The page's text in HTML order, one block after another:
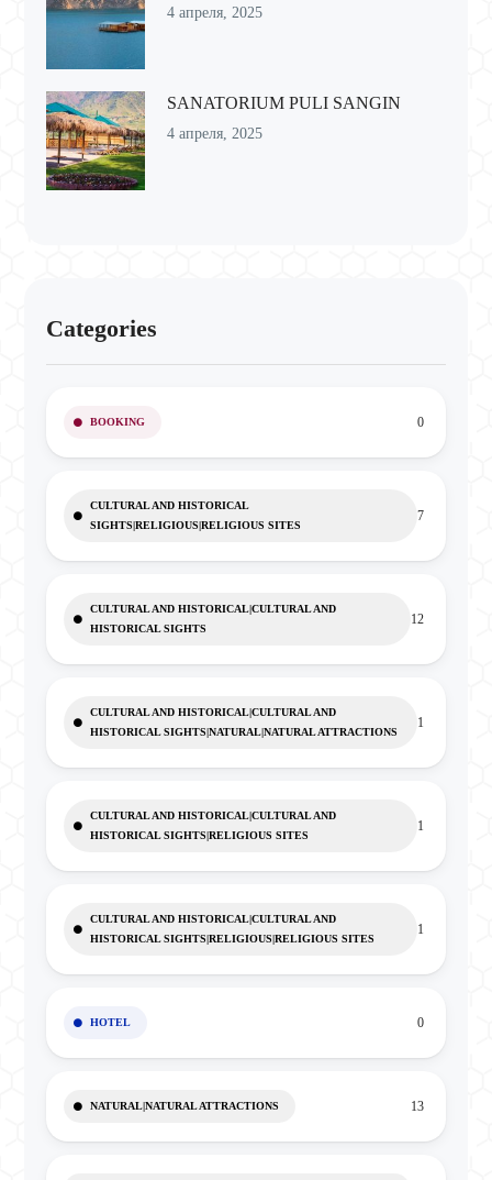
4 апреля, 2025
SANATORIUM PULI SANGIN
4 апреля, 2025
Categories
BOOKING 0
CULTURAL AND HISTORICAL
SIGHTS|RELIGIOUS|RELIGIOUS SITES
7
CULTURAL AND HISTORICAL|CULTURAL AND
HISTORICAL SIGHTS
12
CULTURAL AND HISTORICAL|CULTURAL AND
HISTORICAL SIGHTS|NATURAL|NATURAL ATTRACTIONS
1
CULTURAL AND HISTORICAL|CULTURAL AND
HISTORICAL SIGHTS|RELIGIOUS SITES
1
CULTURAL AND HISTORICAL|CULTURAL AND
HISTORICAL SIGHTS|RELIGIOUS|RELIGIOUS SITES
1
HOTEL 0
NATURAL|NATURAL ATTRACTIONS 13